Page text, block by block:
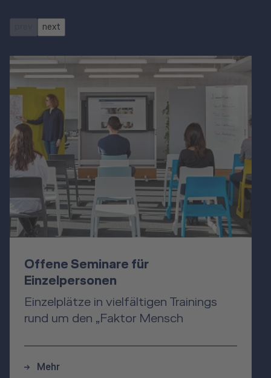
next
Offene Seminare für
Einzelpersonen
Einzelplätze in vielfältigen Trainings
rund um den „Faktor Mensch
Mehr